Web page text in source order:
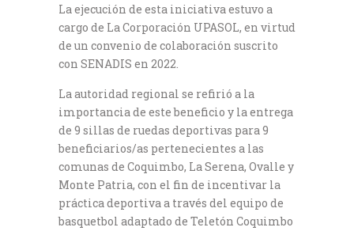
La ejecución de esta iniciativa estuvo a
cargo de La Corporación UPASOL, en virtud
de un convenio de colaboración suscrito
con SENADIS en 2022.
La autoridad regional se refirió a la
importancia de este beneficio y la entrega
de 9 sillas de ruedas deportivas para 9
beneficiarios/as pertenecientes a las
comunas de Coquimbo, La Serena, Ovalle y
Monte Patria, con el fin de incentivar la
práctica deportiva a través del equipo de
basquetbol adaptado de Teletón Coquimbo